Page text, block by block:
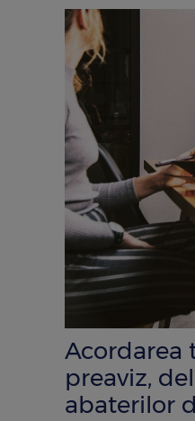
Acordarea
preaviz,
abaterilor